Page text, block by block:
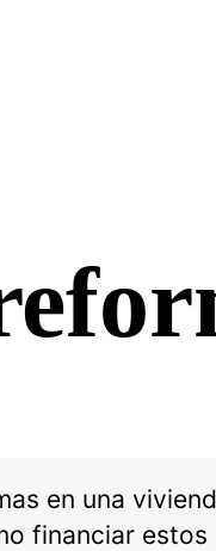
en una
financiar estos